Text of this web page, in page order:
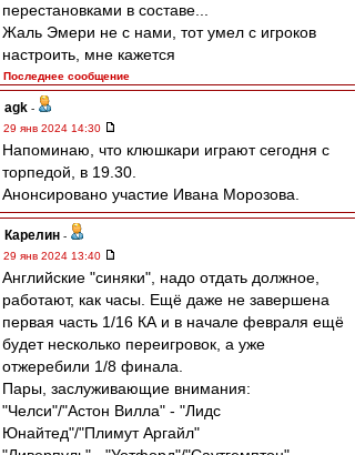
перестановками в составе...
Жаль Эмери не с нами, тот умел с игроков
настроить, мне кажется
Последнее сообщение
agk -
29 янв 2024 14:30
Напоминаю, что клюшкари играют сегодня с
торпедой, в 19.30.
Анонсировано участие Ивана Морозова.
Карелин -
29 янв 2024 13:40
Английские "синяки", надо отдать должное,
работают, как часы. Ещё даже не завершена
первая часть 1/16 КА и в начале февраля ещё
будет несколько переигровок, а уже
отжеребили 1/8 финала.
Пары, заслуживающие внимания:
"Челси"/"Астон Вилла" - "Лидс
Юнайтед"/"Плимут Аргайл"